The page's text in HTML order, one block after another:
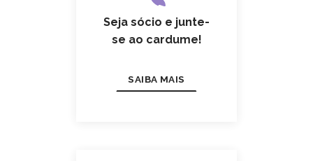
Seja sócio e junte-
se ao cardume!
SAIBA MAIS